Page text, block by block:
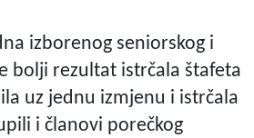
izborenog seniorskog i
bolji rezultat istrčala štafeta
uz jednu izmjenu i istrčala
i članovi porečkog